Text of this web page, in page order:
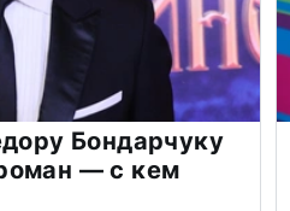
Бондарчуку
— с кем